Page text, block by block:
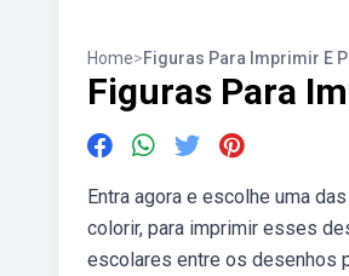
Home>Figuras Para Imprimir E
Figuras Para
Entra agora e escolhe uma
colorir, para imprimir esses
escolares entre os desenhos